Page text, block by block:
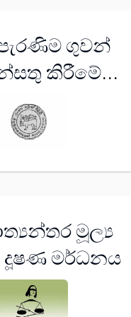
ගුවන්
කිරීමේ
මූල්‍ය
දූෂණ මර්ධනය